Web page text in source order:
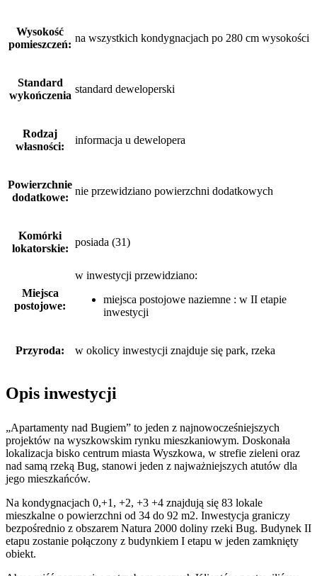
Wysokość
pomieszczeń:
na wszystkich kondygnacjach po 280 cm wysokości
Standard
wykończenia
standard deweloperski
Rodzaj
własności:
informacja u dewelopera
Powierzchnie
dodatkowe:
nie przewidziano powierzchni dodatkowych
Komórki
lokatorskie:
posiada (31)
Miejsca
postojowe:
w inwestycji przewidziano:
miejsca postojowe naziemne : w II etapie
inwestycji
Przyroda: w okolicy inwestycji znajduje się park, rzeka
Opis inwestycji
„Apartamenty nad Bugiem” to jeden z najnowocześniejszych
projektów na wyszkowskim rynku mieszkaniowym. Doskonała
lokalizacja bisko centrum miasta Wyszkowa, w strefie zieleni oraz
nad samą rzeką Bug, stanowi jeden z najważniejszych atutów dla
jego mieszkańców.
Na kondygnacjach 0,+1, +2, +3 +4 znajdują się 83 lokale
mieszkalne o powierzchni od 34 do 92 m2. Inwestycja graniczy
bezpośrednio z obszarem Natura 2000 doliny rzeki Bug. Budynek II
etapu zostanie połączony z budynkiem I etapu w jeden zamknięty
obiekt.